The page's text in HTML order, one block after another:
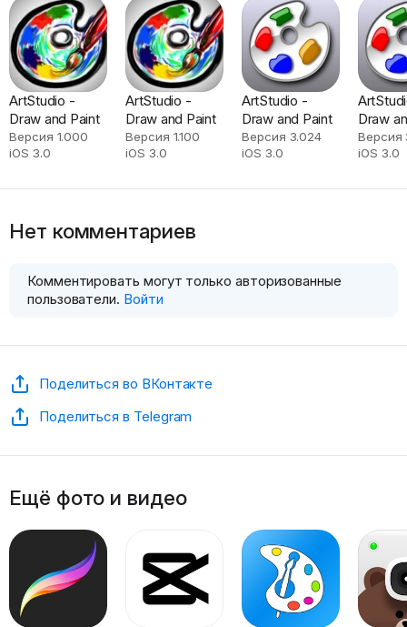
ArtStudio -
Draw and Paint
Версия 1.000
iOS 3.0
ArtStudio -
Draw and Paint
Версия 1.100
iOS 3.0
ArtStudio -
Draw and Paint
Версия 3.024
iOS 3.0
Draw
Версия
iOS 3.0
Нет комментариев
Комментировать могут только авторизованные
пользователи. Войти
Поделиться во ВКонтакте
Поделиться в Telegram
Ещё фото и видео